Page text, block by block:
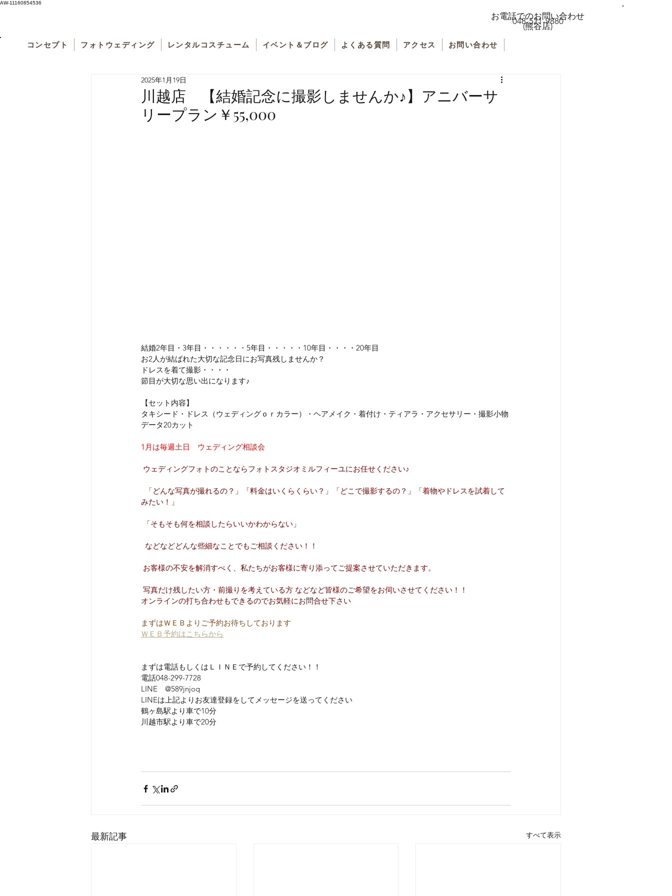
AW-11160854536
コンセプト フォトウェディング レンタルコスチューム イベント＆ブログ よくある質問 アクセス お問い合わせ
お電話でのお問い合わせ
048-521-9880
(熊谷店)
川越店 【結婚記念に撮影しませんか♪】アニバーサ
リープラン￥55,000
2025年1月19日
結婚2年目・3年目・・・・・・5年目・・・・・10年目・・・・20年目
お2人が結ばれた大切な記念日にお写真残しませんか？
ドレスを着て撮影・・・・
節目が大切な思い出になります♪
【セット内容】
タキシード・ドレス（ウェディングｏｒカラー）・ヘアメイク・着付け・ティアラ・アクセサリー・撮影小物
データ20カット
1月は毎週土日　ウェディング相談会
ウェディングフォトのことならフォトスタジオミルフィーユにお任せください♪
「どんな写真が撮れるの？」「料金はいくらくらい？」「どこで撮影するの？」「着物やドレスを試着して
みたい！」
「そもそも何を相談したらいいかわからない」
などなどどんな些細なことでもご相談ください！！
お客様の不安を解消すべく、私たちがお客様に寄り添ってご提案させていただきます。
写真だけ残したい方・前撮りを考えている方 などなど皆様のご希望をお伺いさせてください！！
オンラインの打ち合わせもできるのでお気軽にお問合せ下さい
まずはＷＥＢよりご予約お待ちしております
ＷＥＢ予約はこちらから
まずは電話もしくはＬＩＮＥで予約してください！！
電話048-299-7728
LINE　@589jnjoq
LINEは上記よりお友達登録をしてメッセージを送ってください
鶴ヶ島駅より車で10分
川越市駅より車で20分
最新記事 すべて表示